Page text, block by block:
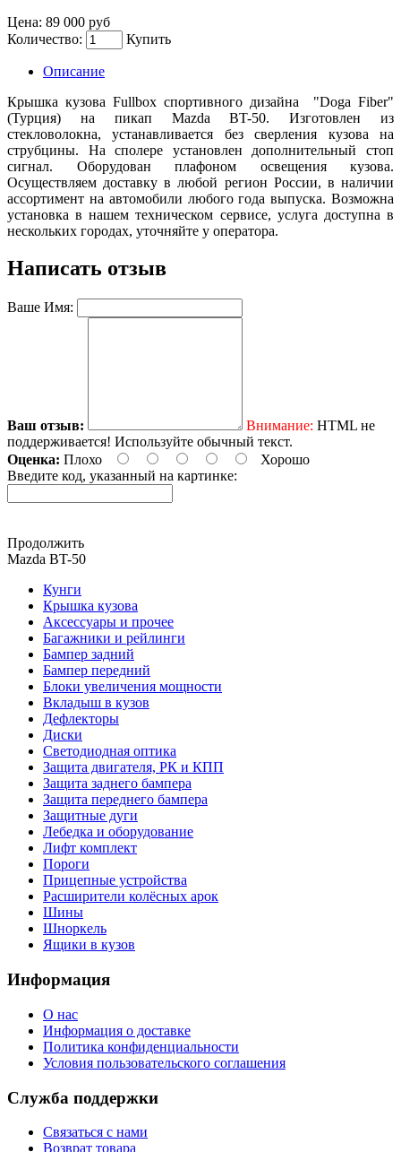
Цена: 89 000 руб
Количество:
Купить
Описание
Крышка кузова Fullbox спортивного дизайна "Doga Fiber"
(Турция) на пикап Mazda BT-50. Изготовлен из
стекловолокна, устанавливается без сверления кузова на
струбцины. На сполере установлен дополнительный стоп
сигнал. Оборудован плафоном освещения кузова.
Осуществляем доставку в любой регион России, в наличии
ассортимент на автомобили любого года выпуска. Возможна
установка в нашем техническом сервисе, услуга доступна в
нескольких городах, уточняйте у оператора.
Написать отзыв
Ваше Имя:
Ваш отзыв: Внимание: HTML не
поддерживается! Используйте обычный текст.
Оценка: Плохо
Хорошо
Введите код, указанный на картинке:
Продолжить
Mazda BT-50
Кунги
Крышка кузова
Аксессуары и прочее
Багажники и рейлинги
Бампер задний
Бампер передний
Блоки увеличения мощности
Вкладыш в кузов
Дефлекторы
Диски
Светодиодная оптика
Защита двигателя, РК и КПП
Защита заднего бампера
Защита переднего бампера
Защитные дуги
Лебедка и оборудование
Лифт комплект
Пороги
Прицепные устройства
Расширители колёсных арок
Шины
Шноркель
Ящики в кузов
Информация
О нас
Информация о доставке
Политика конфиденциальности
Условия пользовательского соглашения
Служба поддержки
Связаться с нами
Возврат товара